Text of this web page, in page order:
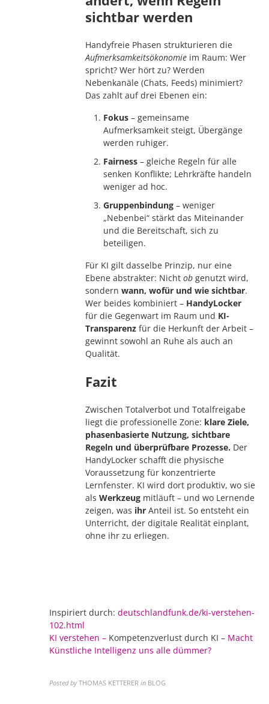
sichtbar werden
Handyfreie Phasen strukturieren die
Aufmerksamkeitsökonomie im Raum: Wer
spricht? Wer hört zu? Werden
Nebenkanäle (Chats, Feeds) minimiert?
Das zahlt auf drei Ebenen ein:
Fokus – gemeinsame
Aufmerksamkeit steigt, Übergänge
werden ruhiger.
Fairness – gleiche Regeln für alle
senken Konflikte; Lehrkräfte handeln
weniger ad hoc.
Gruppenbindung – weniger
„Nebenbei“ stärkt das Miteinander
und die Bereitschaft, sich zu
beteiligen.
Für KI gilt dasselbe Prinzip, nur eine
Ebene abstrakter: Nichtob genutzt wird,
sondernwann, wofür und wie sichtbar.
Wer beides kombiniert – HandyLocker
für die Gegenwart im Raum und KI-
Transparenz für die Herkunft der Arbeit –
gewinnt sowohl an Ruhe als auch an
Qualität.
Fazit
Zwischen Totalverbot und Totalfreigabe
liegt die professionelle Zone: klare Ziele,
phasenbasierte Nutzung, sichtbare
Regeln und überprüfbare Prozesse. Der
HandyLocker schafft die physische
Voraussetzung für konzentrierte
Lernfenster. KI wird dort produktiv, wo sie
alsWerkzeug mitläuft – und wo Lernende
zeigen, was ihr Anteil ist. So entsteht ein
Unterricht, der digitale Realität einplant,
ohne ihr zu erliegen.
Inspiriert durch:deutschlandfunk.de/ki-verstehen-
102.html
KI verstehen – Kompetenzverlust durch KI – Macht
Künstliche Intelligenz uns alle dümmer?
Posted by THOMAS KETTERER in BLOG